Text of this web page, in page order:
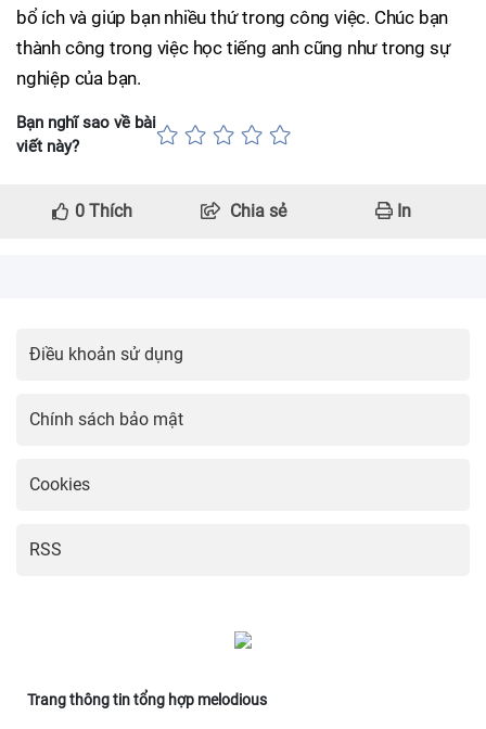
bổ ích và giúp bạn nhiều thứ trong công việc. Chúc bạn
thành công trong việc học tiếng anh cũng như trong sự
nghiệp của bạn.
Bạn nghĩ sao về bài
viết này?
0 Thích Chia sẻ In
Điều khoản sử dụng
Chính sách bảo mật
Cookies
RSS
Trang thông tin tổng hợp melodious